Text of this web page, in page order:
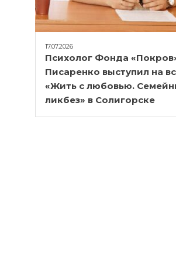
17.07.2026
Психолог Фонда
Писаренко выступил на
«Жить с любовью.
ликбез» в Солигорске